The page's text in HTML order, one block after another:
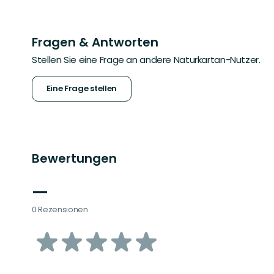
Fragen & Antworten
Stellen Sie eine Frage an andere Naturkartan-Nutzer.
Eine Frage stellen
Bewertungen
—
0 Rezensionen
von